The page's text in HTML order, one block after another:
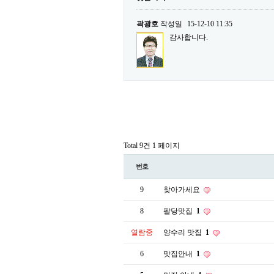
곽광호 작성일
15-12-10 11:35
감사합니다.
Total 9건 1 페이지
번호
9 찾아가세요
8 팔당맛집 1
열람중 양수리 맛집 1
6 맛집안내 1